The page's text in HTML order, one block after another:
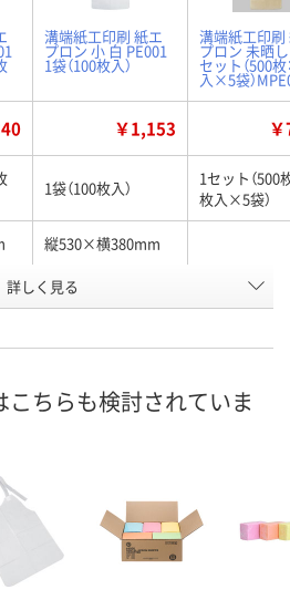
溝端紙工印刷 紙エ
プロン 小 白 PE001
1袋（100枚入）
溝端紙工印刷
プロン 未晒
セット（500枚
入×5袋）
￥1,153
1袋（100枚入）
1セット（500
枚入×5袋）
縦530×横380mm
HE73990 EA15909
8月10日（月）
ついてご連絡
カゴへ カ
詳しく見る
こちらも検討されていま